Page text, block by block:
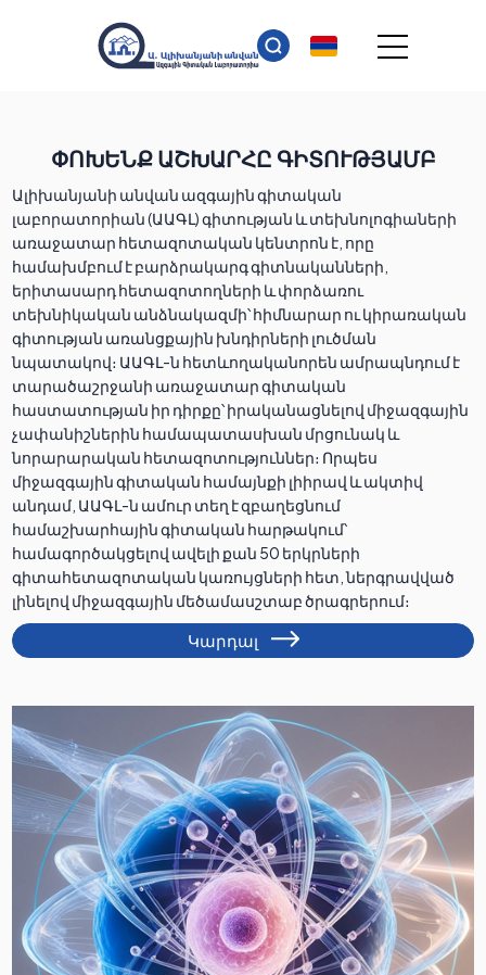
ՓՈԽԵՆՔ ԱՇԽԱՐՀԸ ԳԻՏՈՒԹՅԱՄԲ
Ալիխանյանի անվան ազգային գիտական
լաբորատորիան (ԱԱԳԼ) գիտության և տեխնոլոգիաների
առաջատար հետազոտական կենտրոն է, որը
համախմբում է բարձրակարգ գիտնականների,
երիտասարդ հետազոտողների և փորձառու
տեխնիկական անձնակազմի՝ հիմնարար ու կիրառական
գիտության առանցքային խնդիրների լուծման
նպատակով։ ԱԱԳԼ-ն հետևողականորեն ամրապնդում է
տարածաշրջանի առաջատար գիտական
հաստատության իր դիրքը՝ իրականացնելով միջազգային
չափանիշներին համապատասխան մրցունակ և
նորարարական հետազոտություններ։ Որպես
միջազգային գիտական համայնքի լիիրավ և ակտիվ
անդամ, ԱԱԳԼ-ն ամուր տեղ է զբաղեցնում
համաշխարհային գիտական հարթակում՝
համագործակցելով ավելի քան 50 երկրների
գիտահետազոտական կառույցների հետ, ներգրավված
լինելով միջազգային մեծամասշտաբ ծրագրերում։
Կարդալ